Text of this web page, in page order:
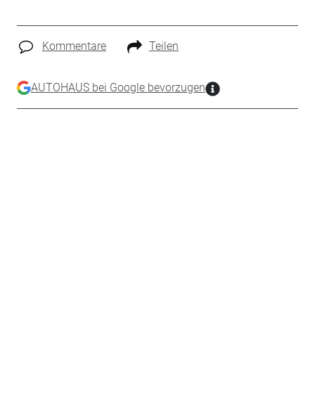
Kommentare Teilen
AUTOHAUS bei Google bevorzugen